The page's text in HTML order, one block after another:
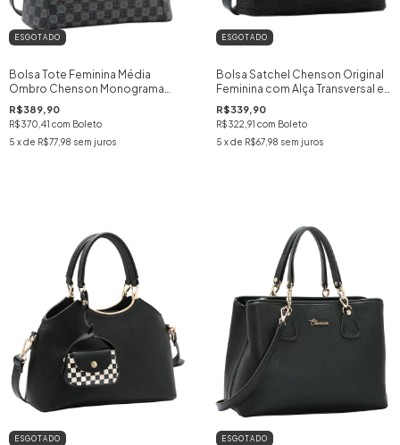
ESGOTADO
Bolsa Tote Feminina Média
Ombro Chenson Monograma
Cristais Incrustados e Chaveiro
Espelho cor:PRETO
R$389,90
R$370,41 com Boleto
5 x de R$77,98 sem juros
ESGOTADO
Bolsa Satchel Chenson Original
Feminina com Alça Transversal e
Design Sofisticado com Mix de
Texturas cor:PRETO
R$339,90
R$322,91 com Boleto
5 x de R$67,98 sem juros
ESGOTADO ESGOTADO